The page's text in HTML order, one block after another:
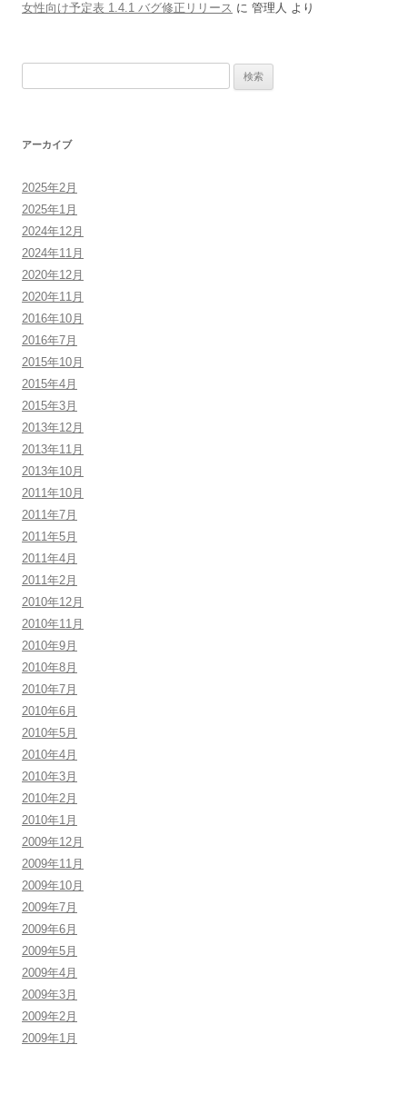
女性向け予定表 1.4.1 バグ修正リリース に 管理人 より
アーカイブ
2025年2月
2025年1月
2024年12月
2024年11月
2020年12月
2020年11月
2016年10月
2016年7月
2015年10月
2015年4月
2015年3月
2013年12月
2013年11月
2013年10月
2011年10月
2011年7月
2011年5月
2011年4月
2011年2月
2010年12月
2010年11月
2010年9月
2010年8月
2010年7月
2010年6月
2010年5月
2010年4月
2010年3月
2010年2月
2010年1月
2009年12月
2009年11月
2009年10月
2009年7月
2009年6月
2009年5月
2009年4月
2009年3月
2009年2月
2009年1月